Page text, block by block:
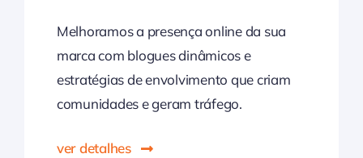
Melhoramos a presença online da sua
marca com blogues dinâmicos e
estratégias de envolvimento que criam
comunidades e geram tráfego.
ver detalhes